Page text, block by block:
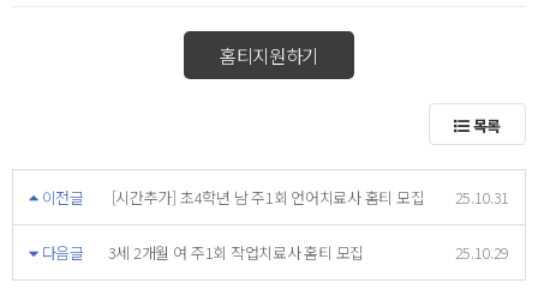
홈티지원하기
목록
이전글 [시간추가] 초4학년 남 주1회 언어치료사 홈티 모집 25.10.31
다음글 3세 2개월 여 주1회 작업치료사 홈티 모집 25.10.29